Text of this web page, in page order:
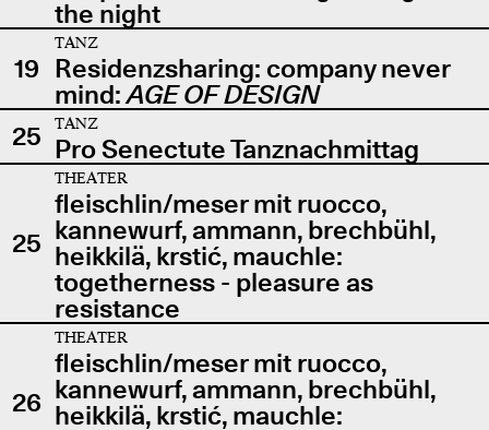
the night
19
TANZ
Residenzsharing: company never
mind:AGE OF DESIGN
25
TANZ
Pro Senectute Tanznachmittag
25
THEATER
fleischlin/meser mit ruocco,
kannewurf, ammann, brechbühl,
heikkilä, krstić, mauchle:
togetherness - pleasure as
resistance
26
THEATER
fleischlin/meser mit ruocco,
kannewurf, ammann, brechbühl,
heikkilä, krstić, mauchle: